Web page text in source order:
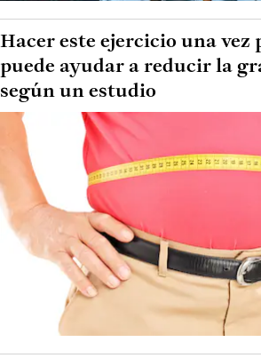
Hacer este ejercicio una vez
puede ayudar a reducir la
según un estudio